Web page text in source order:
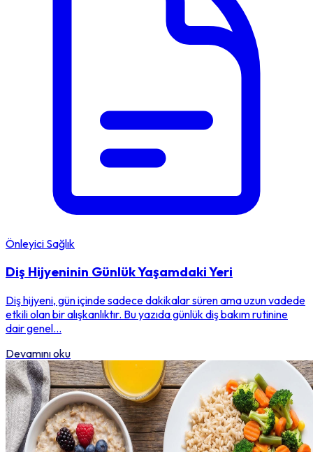
Önleyici Sağlık
Diş Hijyeninin Günlük Yaşamdaki Yeri
Diş hijyeni, gün içinde sadece dakikalar süren ama uzun vadede
etkili olan bir alışkanlıktır. Bu yazıda günlük diş bakım rutinine
dair genel...
Devamını oku